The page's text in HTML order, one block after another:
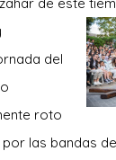
del
roto
por las bandas